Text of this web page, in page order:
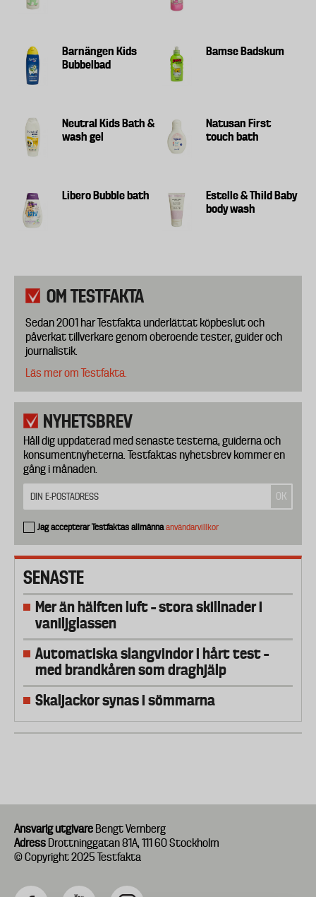
Barnängen Kids
Bubbelbad
Bamse Badskum
Neutral Kids Bath &
wash gel
Natusan First
touch bath
Libero Bubble bath
Estelle & Thild Baby
body wash
OM TESTFAKTA
Sedan 2001 har Testfakta underlättat köpbeslut och
påverkat tillverkare genom oberoende tester, guider och
journalistik.
Läs mer om Testfakta.
NYHETSBREV
Håll dig uppdaterad med senaste testerna, guiderna och
konsumentnyheterna. Testfaktas nyhetsbrev kommer en
gång i månaden.
Jag accepterar Testfaktas allmännaanvändarvillkor
SENASTE
Mer än hälften luft – stora skillnader i
vaniljglassen
Automatiska slangvindor i hårt test –
med brandkåren som draghjälp
Skaljackor synas i sömmarna
Ansvarig utgivare Bengt Vernberg
Adress Drottninggatan 81A, 111 60 Stockholm
© Copyright 2025 Testfakta